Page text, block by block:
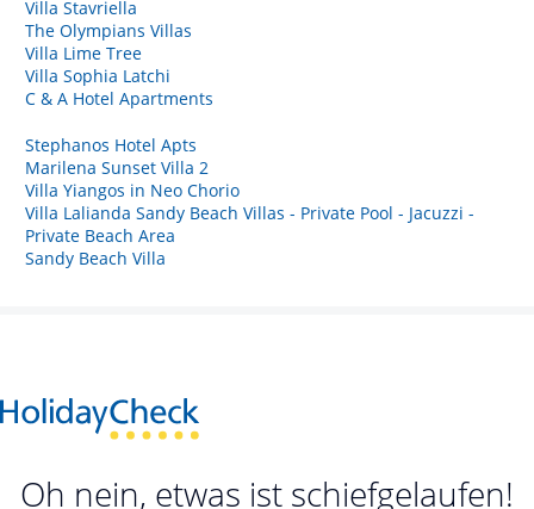
Villa Stavriella
The Olympians Villas
Villa Lime Tree
Villa Sophia Latchi
C & A Hotel Apartments
Stephanos Hotel Apts
Marilena Sunset Villa 2
Villa Yiangos in Neo Chorio
Villa Lalianda Sandy Beach Villas - Private Pool - Jacuzzi -
Private Beach Area
Sandy Beach Villa
Oh nein, etwas ist schiefgelaufen!